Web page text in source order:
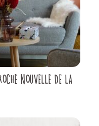
NOUVELLE DE LA